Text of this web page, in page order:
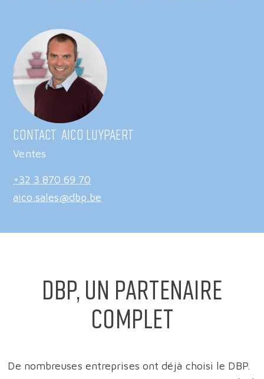
Contact Aico Luypaert
Ventes
+32 3 870 69 70
aico.sales@dbp.be
DBP, un partenaire
complet
De nombreuses entreprises ont déjà choisi le DBP.